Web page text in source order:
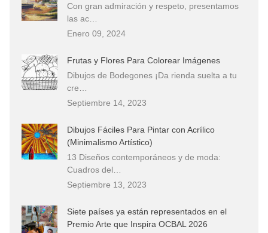
Con gran admiración y respeto, presentamos
las ac…
Enero 09, 2024
Frutas y Flores Para Colorear Imágenes
Dibujos de Bodegones ¡Da rienda suelta a tu
cre…
Septiembre 14, 2023
Dibujos Fáciles Para Pintar con Acrílico
(Minimalismo Artístico)
13 Diseños contemporáneos y de moda:
Cuadros del…
Septiembre 13, 2023
Siete países ya están representados en el
Premio Arte que Inspira OCBAL 2026